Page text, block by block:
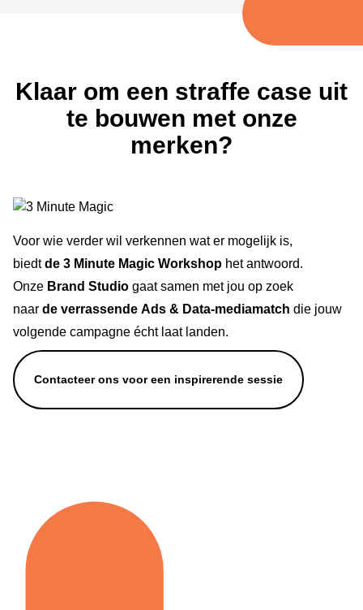
Klaar om een straffe case uit
te bouwen met onze
merken?
Voor wie verder wil verkennen wat er mogelijk is,
biedtde 3 Minute Magic Workshop het antwoord.
Onze Brand Studio gaat samen met jou op zoek
naar de verrassende Ads & Data-mediamatch die jouw
volgende campagne écht laat landen.
Contacteer ons voor een inspirerende sessie